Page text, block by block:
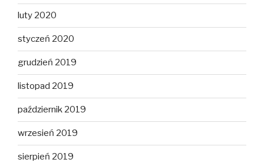
luty 2020
styczeń 2020
grudzień 2019
listopad 2019
październik 2019
wrzesień 2019
sierpień 2019